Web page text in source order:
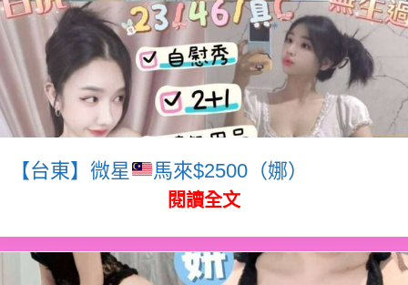
【台東】微星 馬來$2500（娜）
閱讀全文